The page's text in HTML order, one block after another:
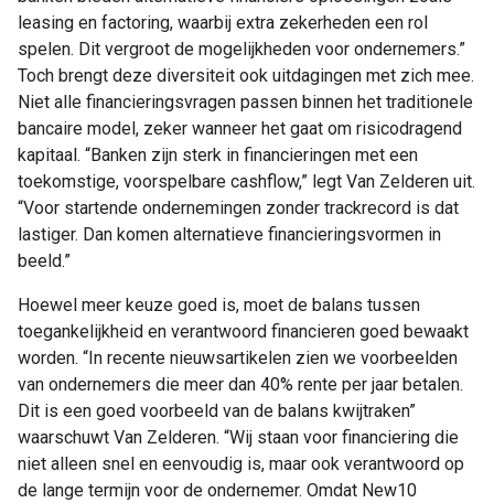
leasing en factoring, waarbij extra zekerheden een rol
spelen. Dit vergroot de mogelijkheden voor ondernemers.”
Toch brengt deze diversiteit ook uitdagingen met zich mee.
Niet alle financieringsvragen passen binnen het traditionele
bancaire model, zeker wanneer het gaat om risicodragend
kapitaal. “Banken zijn sterk in financieringen met een
toekomstige, voorspelbare cashflow,” legt Van Zelderen uit.
“Voor startende ondernemingen zonder trackrecord is dat
lastiger. Dan komen alternatieve financieringsvormen in
beeld.”
Hoewel meer keuze goed is, moet de balans tussen
toegankelijkheid en verantwoord financieren goed bewaakt
worden. “In recente nieuwsartikelen zien we voorbeelden
van ondernemers die meer dan 40% rente per jaar betalen.
Dit is een goed voorbeeld van de balans kwijtraken”
waarschuwt Van Zelderen. “Wij staan voor financiering die
niet alleen snel en eenvoudig is, maar ook verantwoord op
de lange termijn voor de ondernemer. Omdat New10